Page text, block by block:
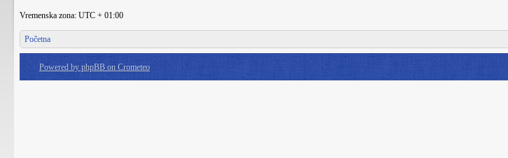
Vremenska zona: UTC + 01:00
Početna
Powered by phpBB on Crometeo